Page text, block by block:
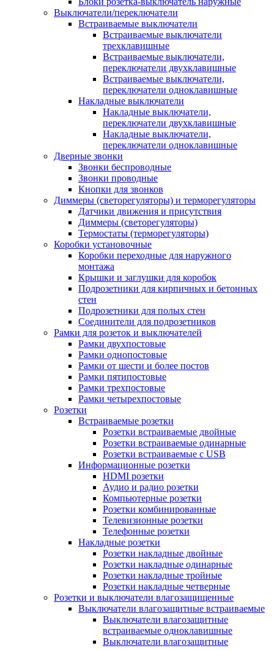
Выключатели/переключатели
Встраиваемые выключатели
Встраиваемые выключатели
трехклавишные
Встраиваемые выключатели,
переключатели двухклавишные
Встраиваемые выключатели,
переключатели одноклавишные
Накладные выключатели
Накладные выключатели,
переключатели двухклавишные
Накладные выключатели,
переключатели одноклавишные
Дверные звонки
Звонки беспроводные
Звонки проводные
Кнопки для звонков
Диммеры (светорегуляторы) и терморегуляторы
Датчики движения и присутствия
Диммеры (светорегуляторы)
Термостаты (терморегуляторы)
Коробки установочные
Коробки переходные для наружного
монтажа
Крышки и заглушки для коробок
Подрозетники для кирпичных и бетонных
стен
Подрозетники для полых стен
Соединители для подрозетников
Рамки для розеток и выключателей
Рамки двухпостовые
Рамки однопостовые
Рамки от шести и более постов
Рамки пятипостовые
Рамки трехпостовые
Рамки четырехпостовые
Розетки
Встраиваемые розетки
Розетки встраиваемые двойные
Розетки встраиваемые одинарные
Розетки встраиваемые с USB
Информационные розетки
HDMI розетки
Аудио и радио розетки
Компьютерные розетки
Розетки комбинированные
Телевизионные розетки
Телефонные розетки
Накладные розетки
Розетки накладные двойные
Розетки накладные одинарные
Розетки накладные тройные
Розетки накладные четверные
Розетки и выключатели влагозащищенные
Выключатели влагозащитные встраиваемые
Выключатели влагозащитные
встраиваемые одноклавишные
Выключатели влагозащитные